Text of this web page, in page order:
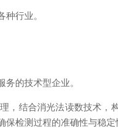
行业。
的技术型企业。
，结合消光法读数技术
检测过程的准确性与稳定